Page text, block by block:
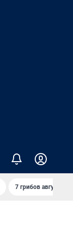
7 грибов августа